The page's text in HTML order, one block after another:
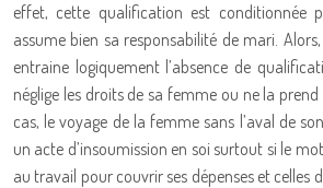
effet, cette qualification est conditionnée
assume bien sa responsabilité de mari.
entraine logiquement l’absence de
néglige les droits de sa femme ou ne la
cas, le voyage de la femme sans l’aval de
un acte d’insoumission en soi surtout si le
au travail pour couvrir ses dépenses et celles